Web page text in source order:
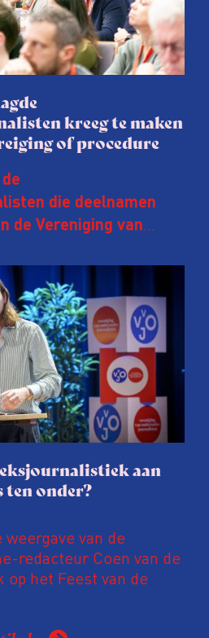
kreeg te maken
of procedure
die deelnamen
de Vereniging van
te maken met
of een juridische
eigen werk. Dat kost
ervaren zij stress en
aangepast of
zelfs niet door.
aan
ten onder?
van de
redacteur Coen van de
op het Feest van de
over de relatie tussen